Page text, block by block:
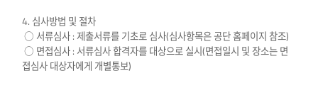
4. 심사방법 및 절차
○ 서류심사 : 제출서류를 기초로 심사(심사항목은 공단 홈페이지 참조)
○ 면접심사 : 서류심사 합격자를 대상으로 실시(면접일시 및 장소는 면
접심사 대상자에게 개별통보)